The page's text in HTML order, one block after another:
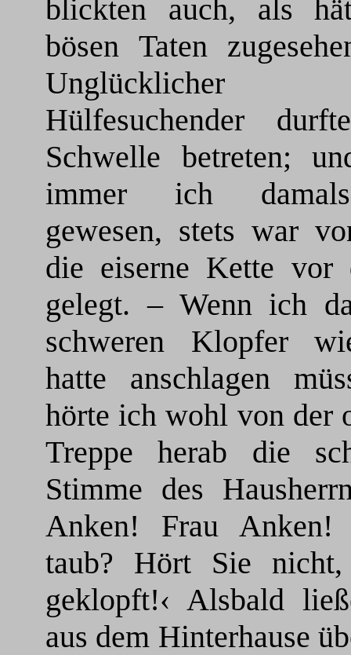
blickten auch, als
bösen Taten
Hülfesuchender
Schwelle betreten;
immer ich
gewesen, stets war
die eiserne Kette vor
gelegt. – Wenn ich
schweren Klopfer
hatte anschlagen
hörte ich wohl von der
Treppe herab die
Stimme des
Anken! Frau
taub? Hört Sie
geklopft!‹ Alsbald
aus dem Hinterhause